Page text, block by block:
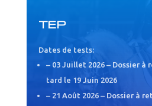
TEP
Dates de tests:
– 03 Juillet 2026 – Dossier à
tard le 19 Juin 2026
– 21 Août 2026 – Dossier à